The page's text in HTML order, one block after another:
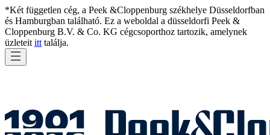
*Két független cég, a Peek &Cloppenburg székhelye Düsseldorfban
és Hamburgban található. Ez a weboldal a düsseldorfi Peek &
Cloppenburg B.V. & Co. KG cégcsoporthoz tartozik, amelynek
üzleteit itt találja.